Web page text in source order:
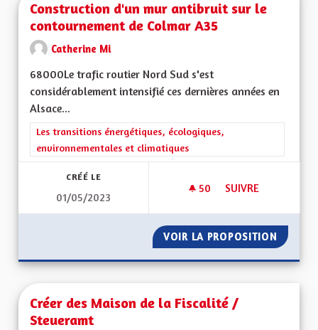
Construction d'un mur antibruit sur le
contournement de Colmar A35
Catherine Mi
68000Le trafic routier Nord Sud s'est
considérablement intensifié ces dernières années en
Alsace...
Filtrer les résultats de la catégorie : Les transitions
Les transitions énergétiques, écologiques,
environnementales et climatiques
CRÉÉ LE
01/05/2023
50 50 ABONNÉS
SUIVRE
VOIR LA PROPOSITION
Créer des Maison de la Fiscalité /
Steueramt